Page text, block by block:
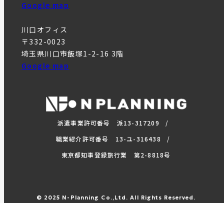
Google map
川口オフィス
〒332-0023
埼玉県川口市飯塚1-2-16 3階
Google map
派遣事業許可番号 派13-317209
職業紹介許可番号 13-ユ-316438
東京都知事登録旅行業 第2-8818号
© 2025 N-Planning Co.,Ltd. All Rights Reserved.